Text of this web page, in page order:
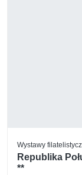
Wystawy
Republika
**